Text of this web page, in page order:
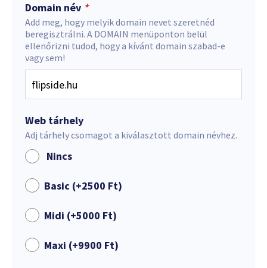
Domain név *
Add meg, hogy melyik domain nevet szeretnéd
beregisztrálni. A DOMAIN menüponton belül
ellenőrizni tudod, hogy a kívánt domain szabad-e
vagy sem!
Web tárhely
Adj tárhely csomagot a kiválasztott domain névhez.
Nincs
Basic (+2500 Ft)
Midi (+5000 Ft)
Maxi (+9900 Ft)